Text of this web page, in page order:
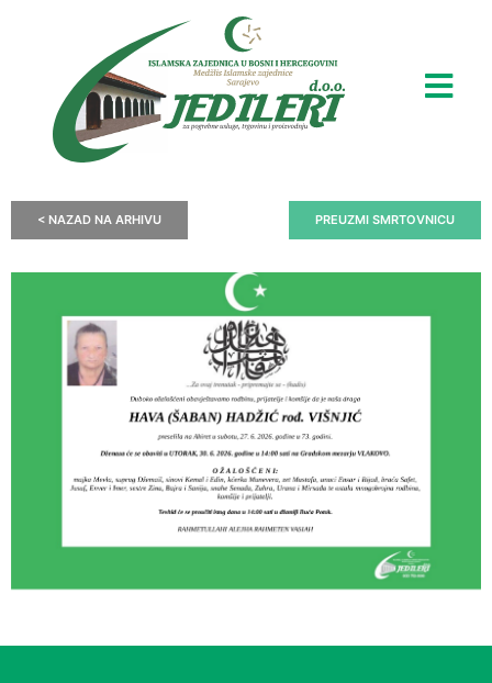
< NAZAD NA ARHIVU PREUZMI SMRTOVNICU